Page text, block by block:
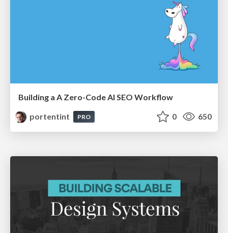
Building a A Zero-Code AI SEO Workflow
portentint
PRO 0 650